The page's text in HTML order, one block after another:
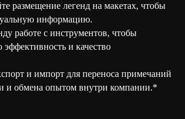
размещение легенд на макетах, чтобы
информацию.
работе с инструментов, чтобы
и качество
и импорт для переноса примечаний
и обмена опытом внутри компании.*